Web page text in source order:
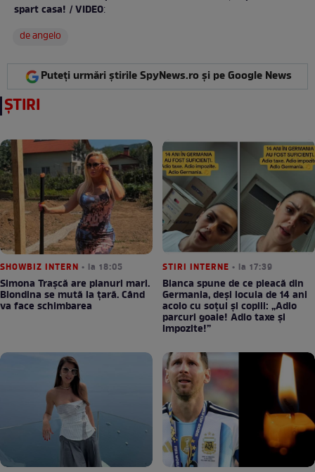
spart casa! / VIDEO:
de angelo
Puteți urmări știrile SpyNews.ro și pe Google News
ȘTIRI
SHOWBIZ INTERN • la 18:05
Simona Trașcă are planuri mari.
Blondina se mută la țară. Când
va face schimbarea
STIRI INTERNE • la 17:39
Bianca spune de ce pleacă din
Germania, deși locuia de 14 ani
acolo cu soțul și copiii: „Adio
parcuri goale! Adio taxe și
impozite!”